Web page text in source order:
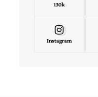
130k
Instagram